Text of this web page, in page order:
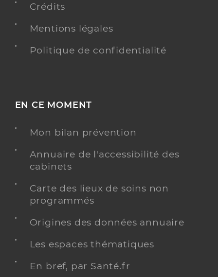
Crédits
Mentions légales
Politique de confidentialité
EN CE MOMENT
Mon bilan prévention
Annuaire de l'accessibilité des
cabinets
Carte des lieux de soins non
programmés
Origines des données annuaire
Les espaces thématiques
En bref, par Santé.fr